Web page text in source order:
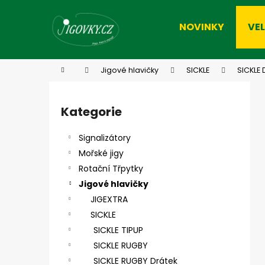
NOVINKY
Domů Jigové hlavičky SICKLE
Přeskočit
kategorie
Kategorie
Signalizátory
Mořské jigy
Rotační Třpytky
Jigové hlavičky
JIGEXTRA
SICKLE
SICKLE TIPUP
SICKLE RUGBY
SICKLE RUGBY Drátek
Zpět
Zpět